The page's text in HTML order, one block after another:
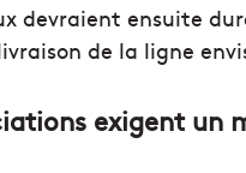
devraient ensuite
de la ligne
exigent un